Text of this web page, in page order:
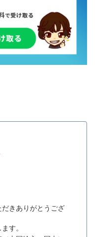
きありがとうござ
す。